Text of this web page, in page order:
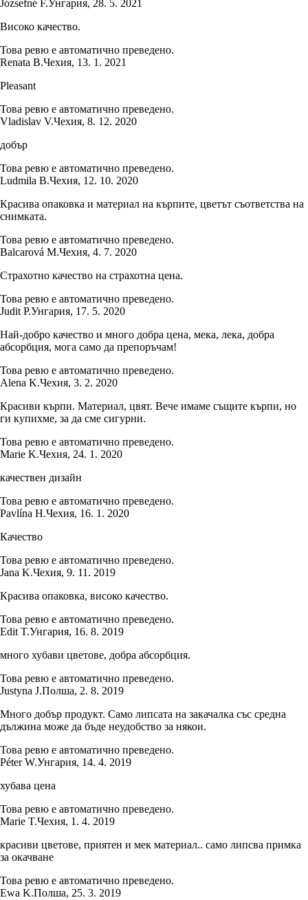
Józsefné F.Унгария, 28. 5. 2021
Високо качество.
Това ревю е автоматично преведено.
Renata B.Чехия, 13. 1. 2021
Pleasant
Това ревю е автоматично преведено.
Vladislav V.Чехия, 8. 12. 2020
добър
Това ревю е автоматично преведено.
Ludmila B.Чехия, 12. 10. 2020
Красива опаковка и материал на кърпите, цветът съответства на
снимката.
Това ревю е автоматично преведено.
Balcarová M.Чехия, 4. 7. 2020
Страхотно качество на страхотна цена.
Това ревю е автоматично преведено.
Judit P.Унгария, 17. 5. 2020
Най-добро качество и много добра цена, мека, лека, добра
абсорбция, мога само да препоръчам!
Това ревю е автоматично преведено.
Alena K.Чехия, 3. 2. 2020
Красиви кърпи. Материал, цвят. Вече имаме същите кърпи, но
ги купихме, за да сме сигурни.
Това ревю е автоматично преведено.
Marie K.Чехия, 24. 1. 2020
качествен дизайн
Това ревю е автоматично преведено.
Pavlína H.Чехия, 16. 1. 2020
Качество
Това ревю е автоматично преведено.
Jana K.Чехия, 9. 11. 2019
Красива опаковка, високо качество.
Това ревю е автоматично преведено.
Edit T.Унгария, 16. 8. 2019
много хубави цветове, добра абсорбция.
Това ревю е автоматично преведено.
Justyna J.Полша, 2. 8. 2019
Много добър продукт. Само липсата на закачалка със средна
дължина може да бъде неудобство за някои.
Това ревю е автоматично преведено.
Péter W.Унгария, 14. 4. 2019
хубава цена
Това ревю е автоматично преведено.
Marie T.Чехия, 1. 4. 2019
красиви цветове, приятен и мек материал.. само липсва примка
за окачване
Това ревю е автоматично преведено.
Ewa K.Полша, 25. 3. 2019